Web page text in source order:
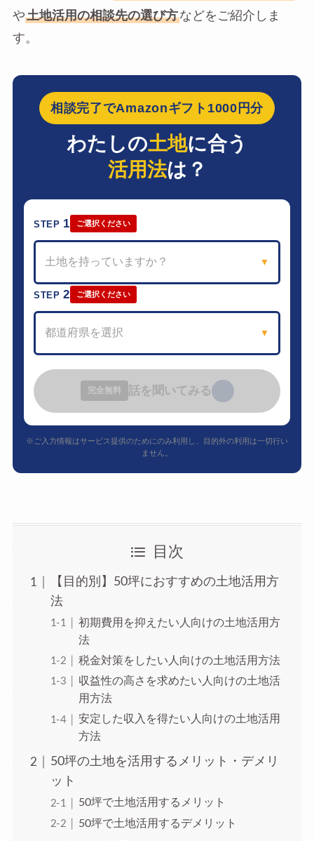
や土地活用の相談先の選び方などをご紹介しま
す。
相談完了でAmazonギフト1000円分
わたしの土地に合う
活用法は？
STEP 1 ご選択ください
土地を持っていますか？ ▼
STEP2 ご選択ください
都道府県を選択 ▼
完全無料 話を聞いてみる
※ご入力情報はサービス提供のためにのみ利用し、目的外の利用は一切行い
ません。
目次
【目的別】50坪におすすめの土地活用方
法
初期費用を抑えたい人向けの土地活用方
法
税金対策をしたい人向けの土地活用方法
収益性の高さを求めたい人向けの土地活
用方法
安定した収入を得たい人向けの土地活用
方法
50坪の土地を活用するメリット・デメリ
ット
50坪で土地活用するメリット
50坪で土地活用するデメリット